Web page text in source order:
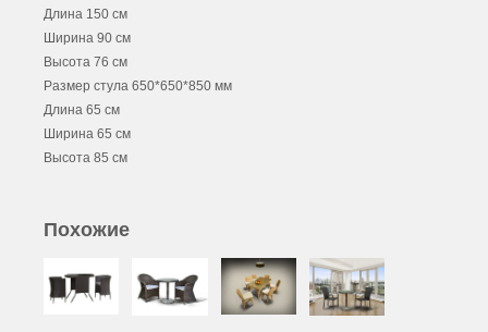
Длина 150 см
Ширина 90 см
Высота 76 см
Размер стула 650*650*850 мм
Длина 65 см
Ширина 65 см
Высота 85 см
Похожие